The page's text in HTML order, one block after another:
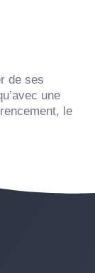
de ses
une
le